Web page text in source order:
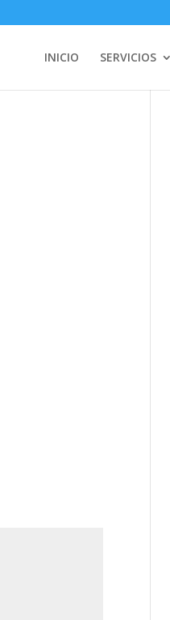
INICIO SERVICIOS